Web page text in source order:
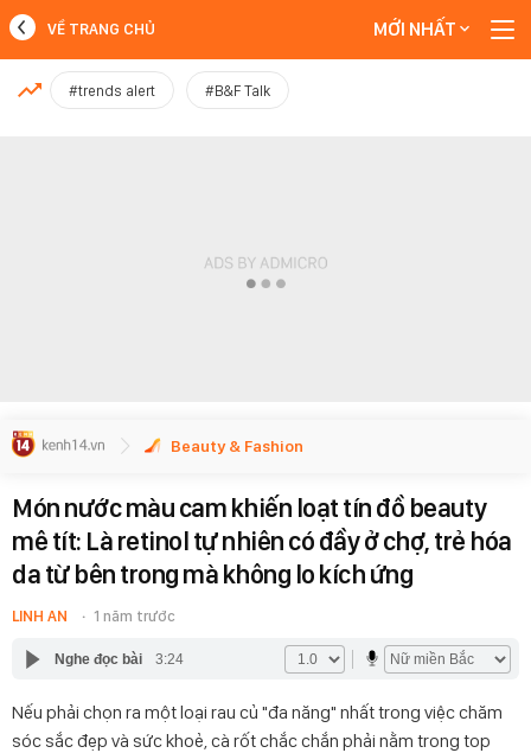
MỚI NHẤT
VỀ TRANG CHỦ MỚI NHẤT
#trends alert #B&F Talk
Beauty & Fashion
Món nước màu cam khiến loạt tín đồ beauty
mê tít: Là retinol tự nhiên có đầy ở chợ, trẻ hóa
da từ bên trong mà không lo kích ứng
LINH AN 1 năm trước
Nghe đọc bài 3:24
Nếu phải chọn ra một loại rau củ "đa năng" nhất trong việc chăm
sóc sắc đẹp và sức khoẻ, cà rốt chắc chắn phải nằm trong top